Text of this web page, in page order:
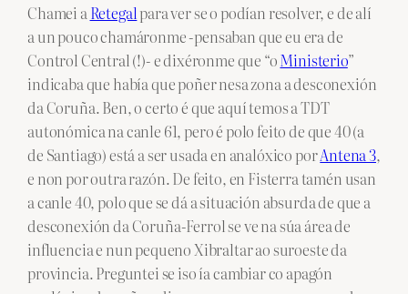
Chamei a Retegal para ver se o podían resolver, e de alí
a un pouco chamáronme -pensaban que eu era de
Control Central (!)- e dixéronme que “oMinisterio”
indicaba que había que poñer nesa zona a desconexión
da Coruña. Ben, o certo é que aquí temos a TDT
autonómica na canle 61, pero é polo feito de que 40 (a
de Santiago) está a ser usada en analóxico porAntena 3,
e non por outra razón. De feito, en Fisterra tamén usan
a canle 40, polo que se dá a situación absurda de que a
desconexión da Coruña-Ferrol se ve na súa área de
influencia e nun pequeno Xibraltar ao suroeste da
provincia. Preguntei se iso ía cambiar co apagón